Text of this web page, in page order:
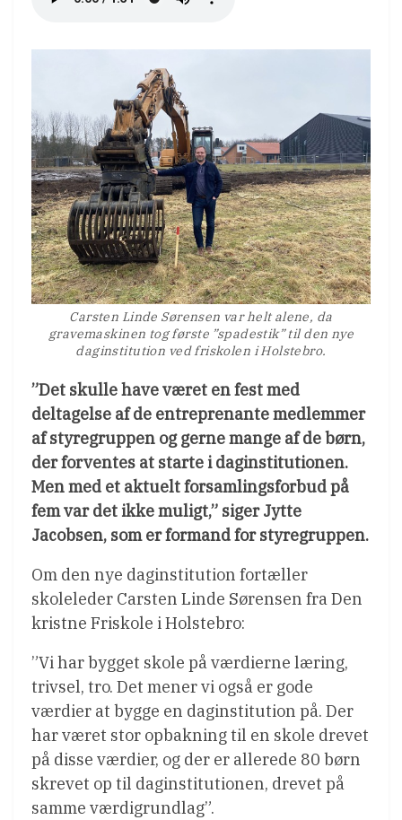
Carsten Linde Sørensen var helt alene, da
gravemaskinen tog første ”spadestik” til den nye
daginstitution ved friskolen i Holstebro.
”Det skulle have været en fest med
deltagelse af de entreprenante medlemmer
af styregruppen og gerne mange af de børn,
der forventes at starte i daginstitutionen.
Men med et aktuelt forsamlingsforbud på
fem var det ikke muligt,” siger Jytte
Jacobsen, som er formand for styregruppen.
Om den nye daginstitution fortæller
skoleleder Carsten Linde Sørensen fra Den
kristne Friskole i Holstebro:
”Vi har bygget skole på værdierne læring,
trivsel, tro. Det mener vi også er gode
værdier at bygge en daginstitution på. Der
har været stor opbakning til en skole drevet
på disse værdier, og der er allerede 80 børn
skrevet op til daginstitutionen, drevet på
samme værdigrundlag”.